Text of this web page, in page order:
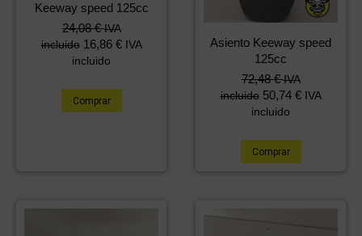
Keeway speed 125cc
24,08€ IVA
incluido 16,86 € IVA
incluido
Comprar
Asiento Keeway speed
125cc
72,48€ IVA
incluido 50,74 € IVA
incluido
Comprar